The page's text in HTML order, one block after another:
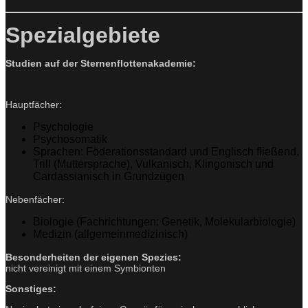
Spezialgebiete
Studien auf der Sternenflottenakademie:
Hauptfächer:
Psychologie
Psychosomatik
Sprachen: Föderationsstandard und Englisch fließend,
Trill (Muttersprache), Vulkanisch, Klingonisch und
Cardassianisch in Grundzügen
Nebenfächer:
Biologie (Fachrichtungen: Genetik, Molekularbiologie)
Medizin (allgemeinmedizinisch)
Besonderheiten der eigenen Spezies:
nicht vereinigt mit einem Symbionten
Sonstiges: